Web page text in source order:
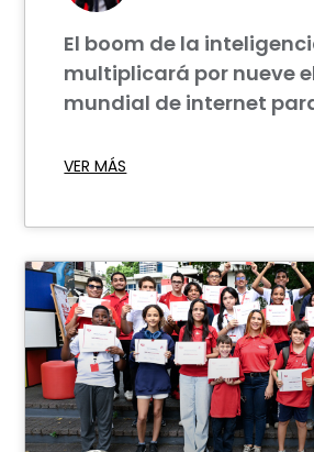
El boom de la
multiplicará por nueve
mundial de internet
VER MÁS